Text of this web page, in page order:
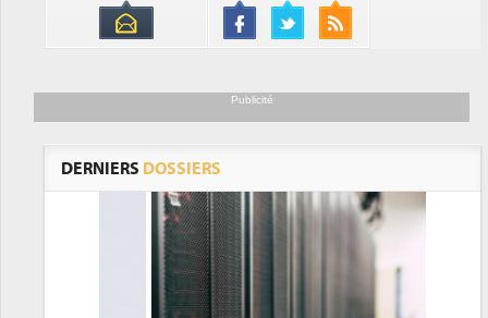
Publicité
DERNIERS DOSSIERS